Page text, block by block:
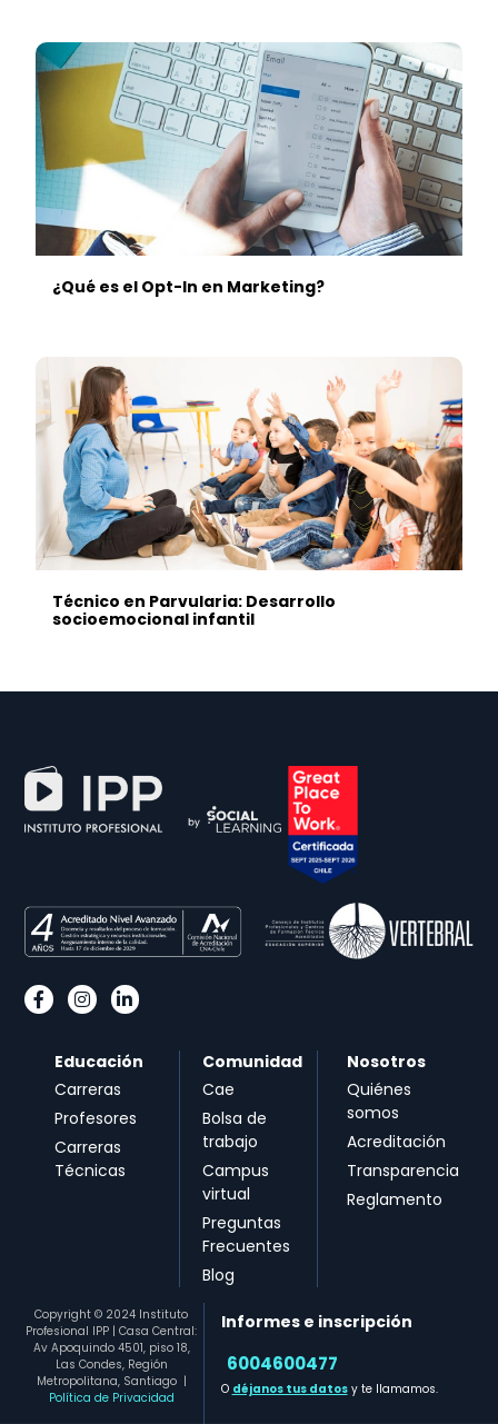
¿Qué es el Opt-In en Marketing?
Técnico en Parvularia: Desarrollo
socioemocional infantil
Educación
Carreras
Profesores
Carreras
Técnicas
Comunidad
Cae
Bolsa de
trabajo
Campus
virtual
Preguntas
Frecuentes
Blog
Nosotros
Quiénes
somos
Acreditación
Transparencia
Reglamento
Copyright © 2024 Instituto
Profesional IPP | Casa Central:
Av Apoquindo 4501, piso 18,
Las Condes, Región
Metropolitana, Santiago |
Política de Privacidad
Informes e inscripción
6004600477​
O déjanos tus datosy te llamamos.